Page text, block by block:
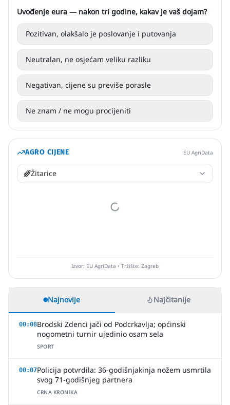
Uvođenje eura — nakon tri godine, kakav je vaš dojam?
Pozitivan, olakšalo je poslovanje i putovanja
Neutralan, ne osjećam veliku razliku
Negativan, cijene su previše porasle
Ne znam / ne mogu procijeniti
AGRO CIJENE EU AgriData
Žitarice
Izvor: EU AgriData • Tržište: Zagreb
Najnovije Najčitanije
00:08Brodski Zdenci jači od Podcrkavlja; općinski
nogometni turnir ujedinio osam sela
SPORT
00:07Policija potvrdila: 36-godišnjakinja nožem usmrtila
svog 71-godišnjeg partnera
CRNA KRONIKA